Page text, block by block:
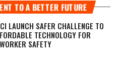
TO A BETTER FUTURE
LAUNCH SAFER CHALLENGE TO
TECHNOLOGY FOR
SAFETY